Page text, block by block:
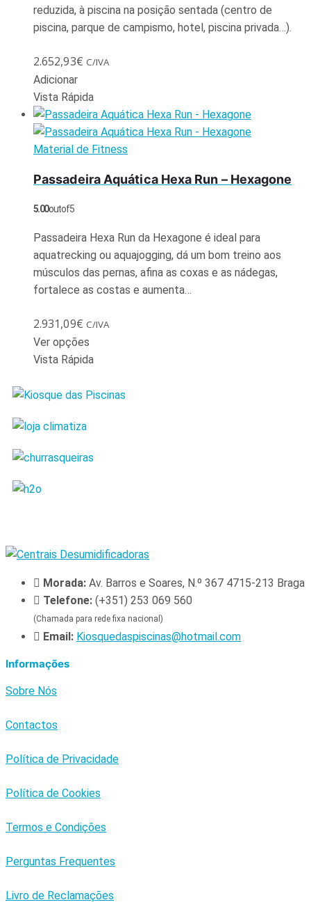
reduzida, à piscina na posição sentada (centro de
piscina, parque de campismo, hotel, piscina privada…).
2.652,93€ C/IVA
Adicionar
Vista Rápida
Material de Fitness
Passadeira Aquática Hexa Run – Hexagone
5.00out of 5
Passadeira Hexa Run da Hexagone é ideal para
aquatrecking ou aquajogging, dá um bom treino aos
músculos das pernas, afina as coxas e as nádegas,
fortalece as costas e aumenta…
2.931,09€ C/IVA
Ver opções
Vista Rápida
Morada: Av. Barros e Soares, N.º 367 4715-213 Braga
Telefone: (+351) 253 069 560
(Chamada para rede fixa nacional)
Email: Kiosquedaspiscinas@hotmail.com
Informações
Sobre Nós
Contactos
Política de Privacidade
Política de Cookies
Termos e Condições
Perguntas Frequentes
Livro de Reclamações